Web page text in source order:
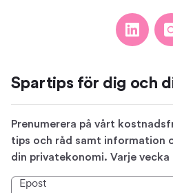
Spartips för dig och
Prenumerera på vårt
tips och råd samt information
din privatekonomi. Varje
Epost